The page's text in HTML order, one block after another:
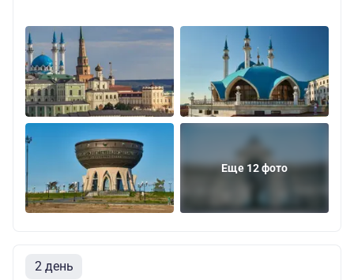
Еще 12 фото
2 день